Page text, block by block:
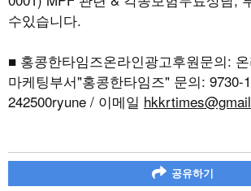
수있습니다.
■ 홍콩한타임즈온라인광고후원문의:
마케팅부서"홍콩한타임즈" 문의: 9730-
242500ryune / 이메일
공유하기